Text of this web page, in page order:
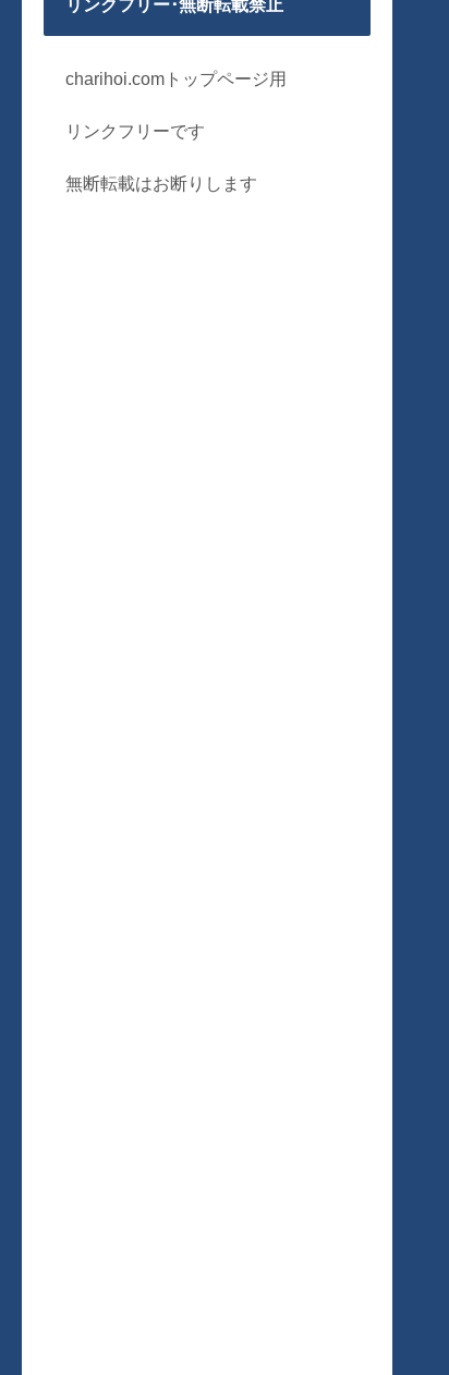
リンクフリー･無断転載禁止
charihoi.comトップページ用
リンクフリーです
無断転載はお断りします